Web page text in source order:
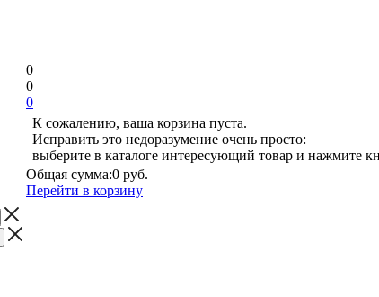
0
0
0
К сожалению, ваша корзина пуста.
Исправить это недоразумение очень просто:
выберите в каталоге интересующий товар и нажмите
Общая сумма:0 руб.
Перейти в корзину